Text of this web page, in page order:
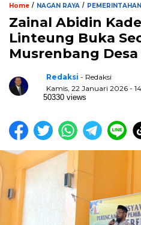
Home / NAGAN RAYA / PEMERINTAHAN
Zainal Abidin
Linteung Buka
Musrenbang
Redaksi - Redaksi
Kamis, 22 Januari 2026 -
50330 views